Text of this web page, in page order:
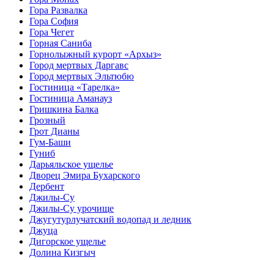
Гора Развалка
Гора София
Гора Чегет
Горная Саниба
Горнолыжный курорт «Архыз»
Город мертвых Даргавс
Город мертвых Эльтюбю
Гостиница «Тарелка»
Гостиница Аманауз
Гришкина Балка
Грозный
Грот Дианы
Гум-Баши
Гуниб
Дарьяльское ущелье
Дворец Эмира Бухарского
Дербент
Джилы-Су
Джилы-Су урочище
Джугутурлучатский водопад и ледник
Джуца
Дигорское ущелье
Долина Кизгыч